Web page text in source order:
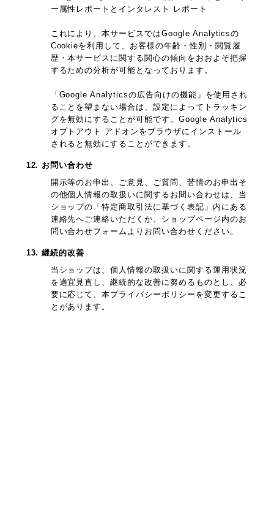
ー属性レポートとインタレスト レポート
これにより、本サービスではGoogle Analyticsの
Cookieを利用して、お客様の年齢・性別・閲覧履
歴・本サービスに関する関心の傾向をおおよそ把握
するための分析が可能となっております。
「Google Analyticsの広告向けの機能」を使用され
ることを望まない場合は、設定によってトラッキン
グを無効にすることが可能です。Google Analytics
オプトアウト アドオンをブラウザにインストール
されると無効にすることができます。
12. お問い合わせ
開示等のお申出、ご意見、ご質問、苦情のお申出そ
の他個人情報の取扱いに関するお問い合わせは、当
ショップの「特定商取引法に基づく表記」内にある
連絡先へご連絡いただくか、ショップページ内のお
問い合わせフォームよりお問い合わせください。
13. 継続的改善
当ショップは、個人情報の取扱いに関する運用状況
を適宜見直し、継続的な改善に努めるものとし、必
要に応じて、本プライバシーポリシーを変更するこ
とがあります。